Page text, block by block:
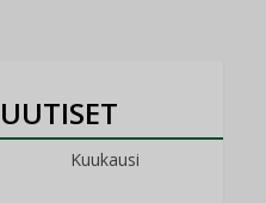
Kuukausi